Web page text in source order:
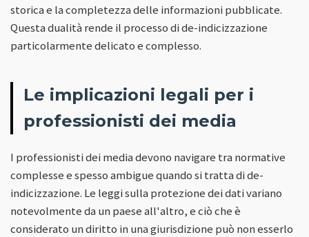
storica e la completezza delle informazioni pubblicate.
Questa dualità rende il processo di de-indicizzazione
particolarmente delicato e complesso.
Le implicazioni legali per i
professionisti dei media
I professionisti dei media devono navigare tra normative
complesse e spesso ambigue quando si tratta di de-
indicizzazione. Le leggi sulla protezione dei dati variano
notevolmente da un paese all'altro, e ciò che è
considerato un diritto in una giurisdizione può non esserlo